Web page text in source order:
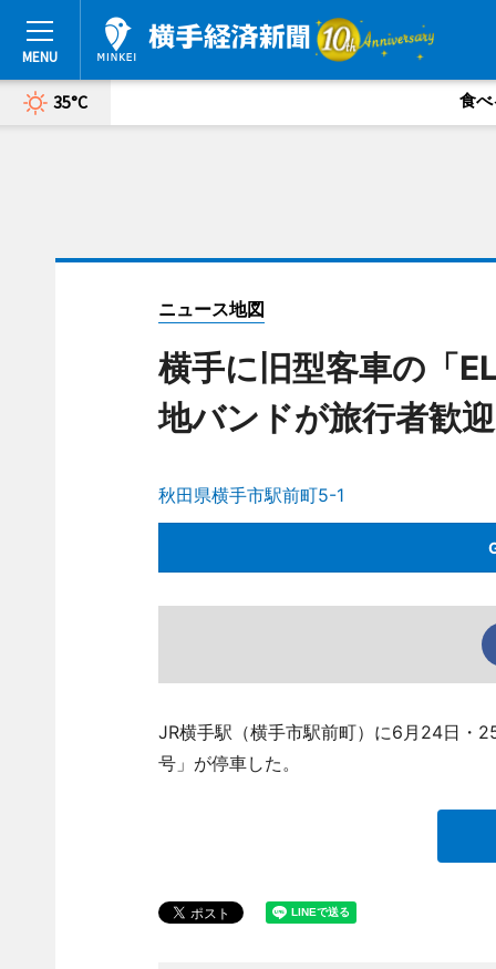
35°C 食べ
ニュース地図
横手に旧型客車の「
地バンドが旅行者歓迎
秋田県横手市駅前町5-1
JR横手駅（横手市駅前町）に6月24日・
号」が停車した。